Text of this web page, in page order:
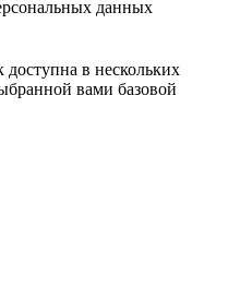
данных
в нескольких
вами базовой